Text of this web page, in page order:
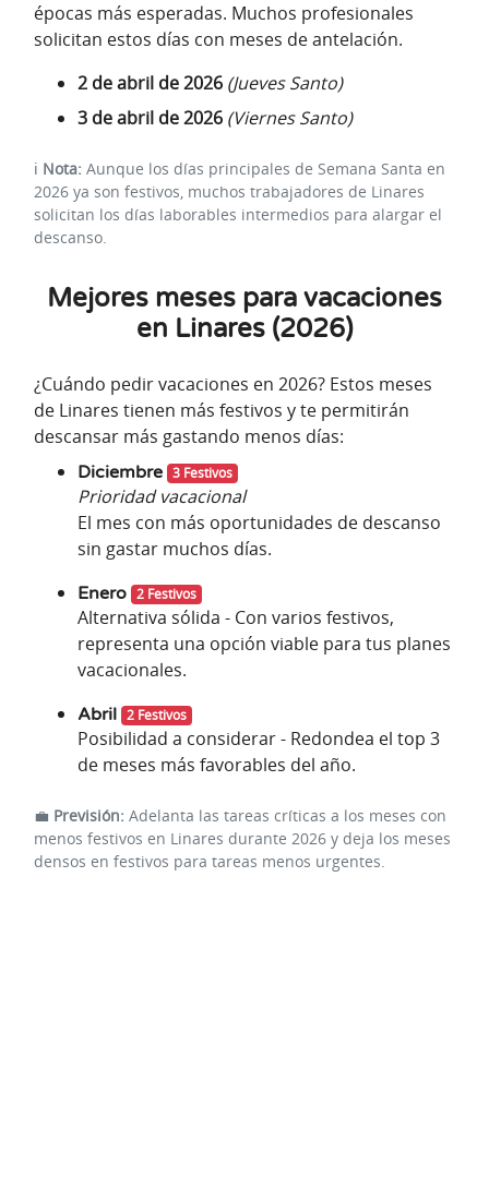
épocas más esperadas. Muchos profesionales
solicitan estos días con meses de antelación.
2 de abril de 2026 (Jueves Santo)
3 de abril de 2026 (Viernes Santo)
ℹ️ Nota: Aunque los días principales de Semana Santa en
2026 ya son festivos, muchos trabajadores de Linares
solicitan los días laborables intermedios para alargar el
descanso.
Mejores meses para vacaciones
en Linares (2026)
¿Cuándo pedir vacaciones en 2026? Estos meses
de Linares tienen más festivos y te permitirán
descansar más gastando menos días:
Diciembre 3 Festivos
Prioridad vacacional
El mes con más oportunidades de descanso
sin gastar muchos días.
Enero 2 Festivos
Alternativa sólida - Con varios festivos,
representa una opción viable para tus planes
vacacionales.
Abril 2 Festivos
Posibilidad a considerar - Redondea el top 3
de meses más favorables del año.
💼 Previsión: Adelanta las tareas críticas a los meses con
menos festivos en Linares durante 2026 y deja los meses
densos en festivos para tareas menos urgentes.